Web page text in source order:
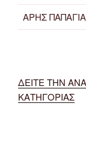
ΑΡΗΣ
ΔΕΙΤΕ ΤΗΝ
ΚΑΤΗΓΟΡΙΑΣ